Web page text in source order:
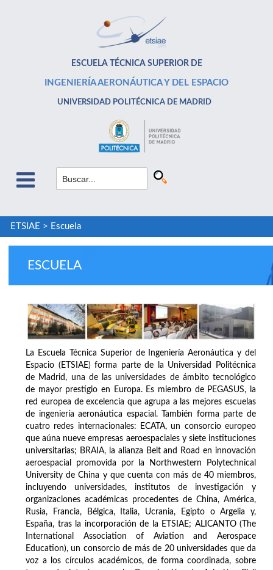
ESCUELA TÉCNICA SUPERIOR DE
INGENIERÍA AERONÁUTICA Y DEL ESPACIO
UNIVERSIDAD POLITÉCNICA DE MADRID
ETSIAE > Escuela
ESCUELA
La Escuela Técnica Superior de Ingeniería Aeronáutica y del
Espacio (ETSIAE) forma parte de la Universidad Politécnica
de Madrid, una de las universidades de ámbito tecnológico
de mayor prestigio en Europa. Es miembro de PEGASUS, la
red europea de excelencia que agrupa a las mejores escuelas
de ingeniería aeronáutica espacial. También forma parte de
cuatro redes internacionales: ECATA, un consorcio europeo
que aúna nueve empresas aeroespaciales y siete instituciones
universitarias; BRAIA, la alianza Belt and Road en innovación
aeroespacial promovida por la Northwestern Polytechnical
University de China y que cuenta con más de 40 miembros,
incluyendo universidades, institutos de investigación y
organizaciones académicas procedentes de China, América,
Rusia, Francia, Bélgica, Italia, Ucrania, Egipto o Argelia y,
España, tras la incorporación de la ETSIAE; ALICANTO (The
International Association of Aviation and Aerospace
Education), un consorcio de más de 20 universidades que da
voz a los círculos académicos, de forma coordinada, sobre